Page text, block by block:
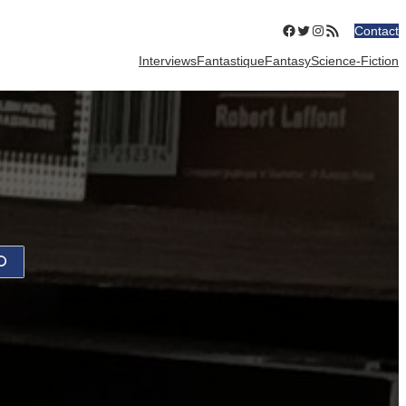
Facebook
Twitter
Instagram
Flux RSSContact
InterviewsFantastiqueFantasyScience-Fiction